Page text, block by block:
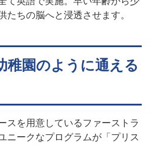
たちの脳へと浸透させます。
稚園のように通える
スを用意しているファーストラ
ニークなプログラムが「プリス